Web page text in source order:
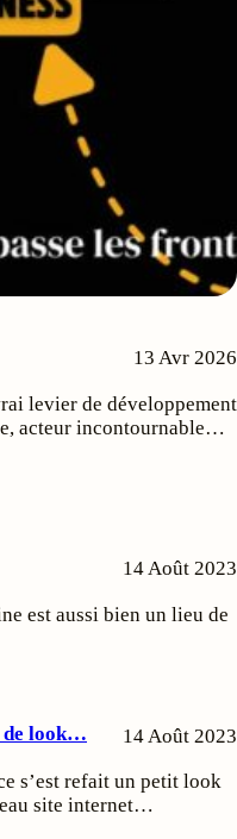
13 Avr 2026
levier de développement
acteur incontournable…
14 Août 2023
est aussi bien un lieu de
de look…
14 Août 2023
s’est refait un petit look
site internet…